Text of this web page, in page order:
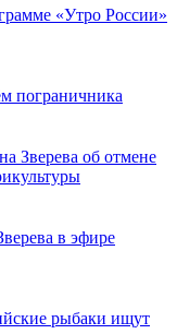
«Утро России»
пограничника
Зверева об отмене
в эфире
рыбаки ищут